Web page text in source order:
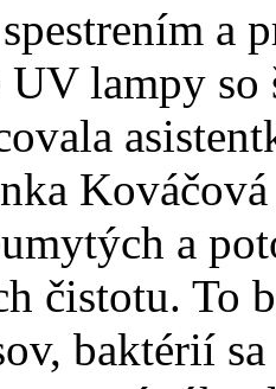
a
lampy so
a
čistotu. To
baktérií